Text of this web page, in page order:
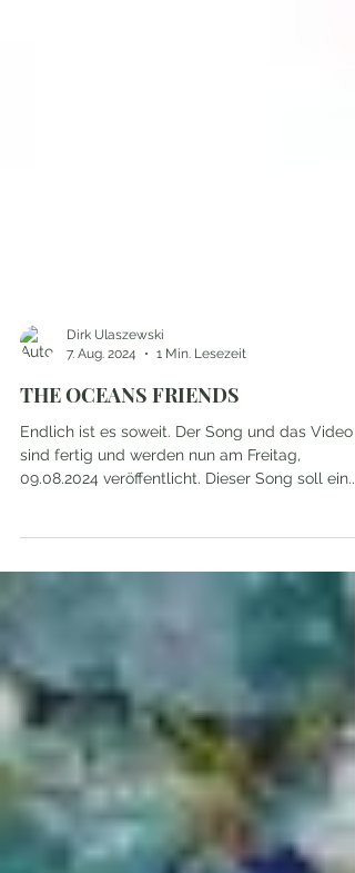
Dirk Ulaszewski
7. Aug. 2024
1 Min. Lesezeit
THE OCEANS FRIENDS
Endlich ist es soweit. Der Song und das Video